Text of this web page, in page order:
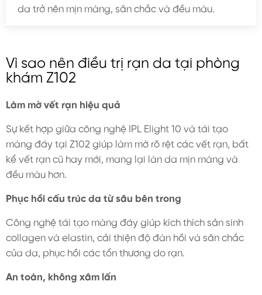
da trở nên mịn màng, săn chắc và đều màu.
Vì sao nên điều trị rạn da tại phòng
khám Z102
Làm mờ vết rạn hiệu quả
Sự kết hợp giữa công nghệ IPL Elight 10 và tái tạo
màng đáy tại Z102 giúp làm mờ rõ rệt các vết rạn, bất
kể vết rạn cũ hay mới, mang lại làn da mịn màng và
đều màu hơn.
Phục hồi cấu trúc da từ sâu bên trong
Công nghệ tái tạo màng đáy giúp kích thích sản sinh
collagen và elastin, cải thiện độ đàn hồi và săn chắc
của da, phục hồi các tổn thương do rạn.
An toàn, không xâm lấn